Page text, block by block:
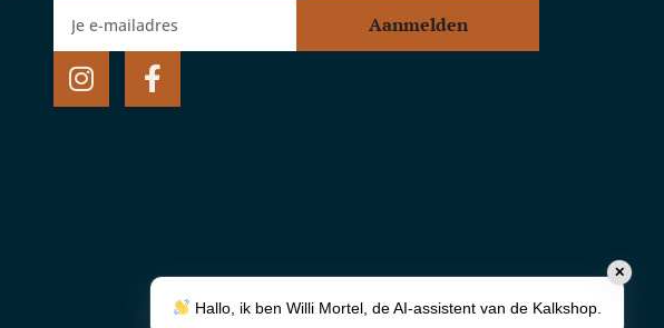
Aanmelden
✕
Hallo, ik ben Willi Mortel, de AI-assistent van de Kalkshop.